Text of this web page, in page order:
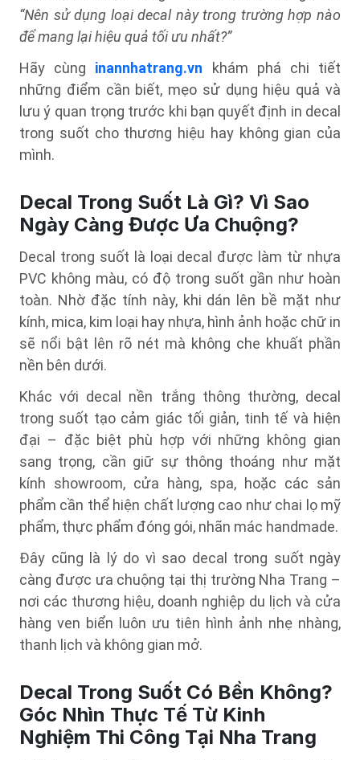
“Nên sử dụng loại decal này trong trường hợp nào
để mang lại hiệu quả tối ưu nhất?”
Hãy cùng inannhatrang.vn khám phá chi tiết
những điểm cần biết, mẹo sử dụng hiệu quả và
lưu ý quan trọng trước khi bạn quyết định in decal
trong suốt cho thương hiệu hay không gian của
mình.
Decal Trong Suốt Là Gì? Vì Sao
Ngày Càng Được Ưa Chuộng?
Decal trong suốt là loại decal được làm từ nhựa
PVC không màu, có độ trong suốt gần như hoàn
toàn. Nhờ đặc tính này, khi dán lên bề mặt như
kính, mica, kim loại hay nhựa, hình ảnh hoặc chữ in
sẽ nổi bật lên rõ nét mà không che khuất phần
nền bên dưới.
Khác với decal nền trắng thông thường, decal
trong suốt tạo cảm giác tối giản, tinh tế và hiện
đại – đặc biệt phù hợp với những không gian
sang trọng, cần giữ sự thông thoáng như mặt
kính showroom, cửa hàng, spa, hoặc các sản
phẩm cần thể hiện chất lượng cao như chai lọ mỹ
phẩm, thực phẩm đóng gói, nhãn mác handmade.
Đây cũng là lý do vì sao decal trong suốt ngày
càng được ưa chuộng tại thị trường Nha Trang –
nơi các thương hiệu, doanh nghiệp du lịch và cửa
hàng ven biển luôn ưu tiên hình ảnh nhẹ nhàng,
thanh lịch và không gian mở.
Decal Trong Suốt Có Bền Không?
Góc Nhìn Thực Tế Từ Kinh
Nghiệm Thi Công Tại Nha Trang